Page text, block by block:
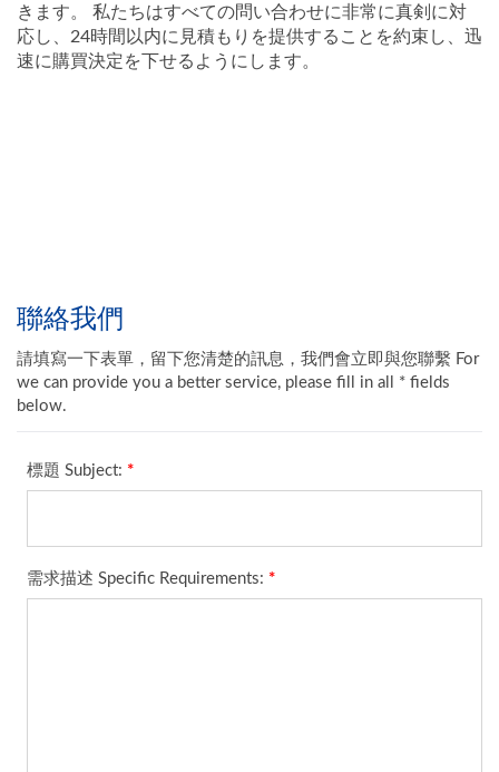
きます。 私たちはすべての問い合わせに非常に真剣に対
応し、24時間以内に見積もりを提供することを約束し、迅
速に購買決定を下せるようにします。